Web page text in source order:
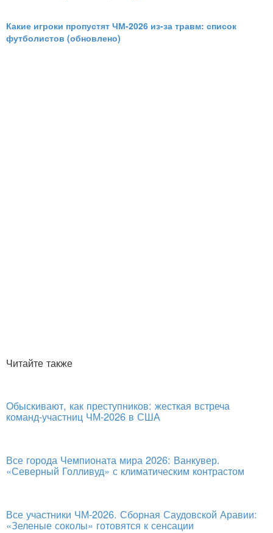
Какие игроки пропустят ЧМ-2026 из-за травм: список
футболистов (обновлено)
Читайте также
Обыскивают, как преступников: жесткая встреча
команд-участниц ЧМ-2026 в США
Все города Чемпионата мира 2026: Ванкувер.
«Северный Голливуд» с климатическим контрастом
Все участники ЧМ-2026. Сборная Саудовской Аравии:
«Зеленые соколы» готовятся к сенсации